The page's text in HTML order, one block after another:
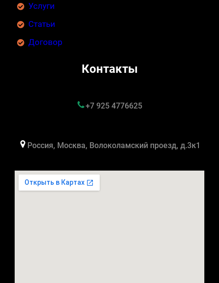
Услуги
Статьи
Договор
Контакты
+7 925 4776625
Россия, Москва, Волоколамский проезд, д.3к1